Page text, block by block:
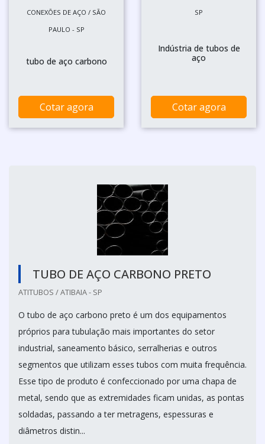
CONEXÕES DE AÇO / SÃO
PAULO - SP
tubo de aço carbono
Cotar agora
SP
Indústria de tubos de
aço
Cotar agora
TUBO DE AÇO CARBONO PRETO
ATITUBOS / ATIBAIA - SP
O tubo de aço carbono preto é um dos equipamentos
próprios para tubulação mais importantes do setor
industrial, saneamento básico, serralherias e outros
segmentos que utilizam esses tubos com muita frequência.
Esse tipo de produto é confeccionado por uma chapa de
metal, sendo que as extremidades ficam unidas, as pontas
soldadas, passando a ter metragens, espessuras e
diâmetros distin...